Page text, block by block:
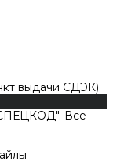
выдачи СДЭК)
Все